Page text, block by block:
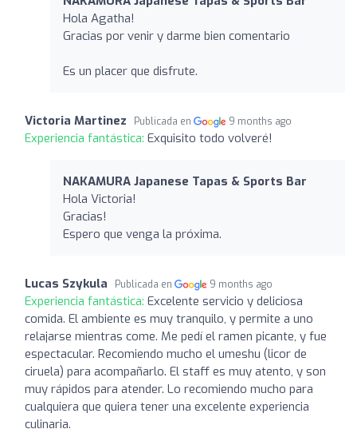
Hola Agatha!
Gracias por venir y darme bien comentario
Es un placer que disfrute.
Victoria Martinez Publicada en 9 months ago
Experiencia fantástica: Exquisito todo volveré!
NAKAMURA Japanese Tapas & Sports Bar
Hola Victoria!
Gracias!
Espero que venga la próxima.
Lucas Szykula Publicada en 9 months ago
Experiencia fantástica: Excelente servicio y deliciosa
comida. El ambiente es muy tranquilo, y permite a uno
relajarse mientras come. Me pedí el ramen picante, y fue
espectacular. Recomiendo mucho el umeshu (licor de
ciruela) para acompañarlo. El staff es muy atento, y son
muy rápidos para atender. Lo recomiendo mucho para
cualquiera que quiera tener una excelente experiencia
culinaria.